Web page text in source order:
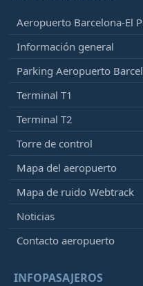
Aeropuerto Barcelona-El
Información general
Parking Aeropuerto
Terminal T1
Terminal T2
Torre de control
Mapa del aeropuerto
Mapa de ruido Webtrack
Noticias
Contacto aeropuerto
INFOPASAJEROS